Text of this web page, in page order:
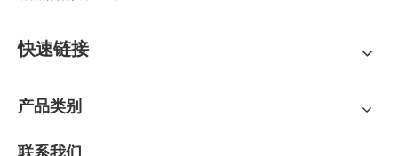
快速链接
产品类别
联系我们